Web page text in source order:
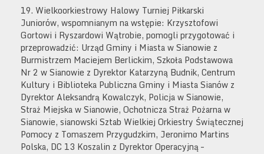
19. Wielkoorkiestrowy Halowy Turniej Piłkarski
Juniorów, wspomnianym na wstępie: Krzysztofowi
Gortowi i Ryszardowi Wątrobie, pomogli przygotować i
przeprowadzić: Urząd Gminy i Miasta w Sianowie z
Burmistrzem Maciejem Berlickim, Szkoła Podstawowa
Nr 2 w Sianowie z Dyrektor Katarzyną Budnik, Centrum
Kultury i Biblioteka Publiczna Gminy i Miasta Sianów z
Dyrektor Aleksandrą Kowalczyk, Policja w Sianowie,
Straż Miejska w Sianowie, Ochotnicza Straż Pożarna w
Sianowie, sianowski Sztab Wielkiej Orkiestry Świątecznej
Pomocy z Tomaszem Przygudzkim, Jeronimo Martins
Polska, DC 13 Koszalin z Dyrektor Operacyjną –